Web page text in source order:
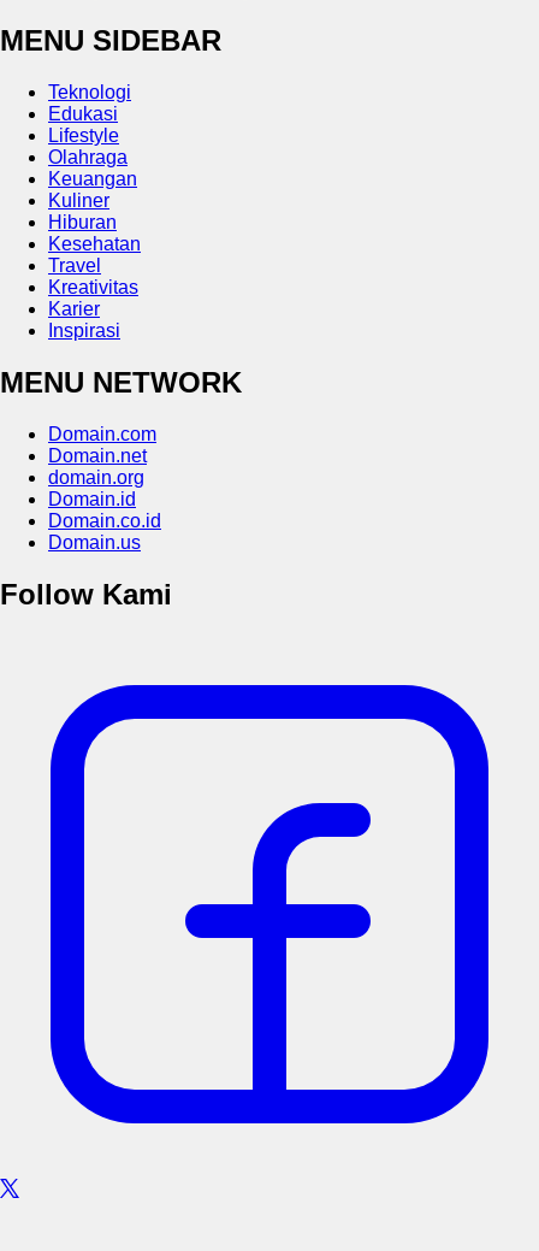
MENU SIDEBAR
Teknologi
Edukasi
Lifestyle
Olahraga
Keuangan
Kuliner
Hiburan
Kesehatan
Travel
Kreativitas
Karier
Inspirasi
MENU NETWORK
Domain.com
Domain.net
domain.org
Domain.id
Domain.co.id
Domain.us
Follow Kami